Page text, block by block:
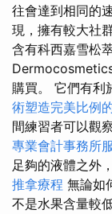
往會達到相同的
現，擁有較大社
含有科西嘉雪松
購買。 它們有利
術塑造完美比例
間練習者可以觀
專業會計事務所
足夠的液體之外
推拿療程 無論如
不是水果含量較